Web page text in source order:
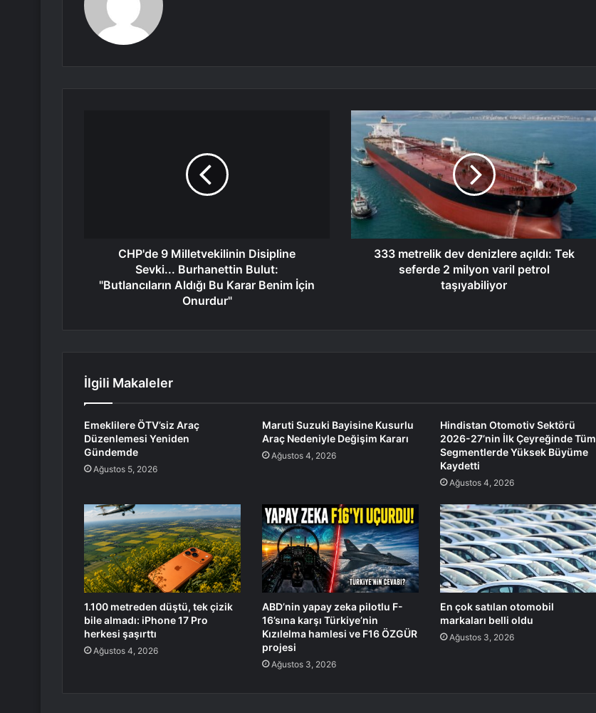
CHP'de 9 Milletvekilinin Disipline
Sevki... Burhanettin Bulut:
"Butlancıların Aldığı Bu Karar Benim İçin
Onurdur"
333 metrelik dev denizlere açıldı: Tek
seferde 2 milyon varil petrol
taşıyabiliyor
İlgili Makaleler
Emeklilere ÖTV’siz Araç
Düzenlemesi Yeniden
Gündemde
Ağustos 5, 2026
Maruti Suzuki Bayisine Kusurlu
Araç Nedeniyle Değişim Kararı
Ağustos 4, 2026
Hindistan Otomotiv Sektörü
2026-27’nin İlk Çeyreğinde Tüm
Segmentlerde Yüksek Büyüme
Kaydetti
Ağustos 4, 2026
1.100 metreden düştü, tek çizik
bile almadı: iPhone 17 Pro
herkesi şaşırttı
Ağustos 4, 2026
ABD’nin yapay zeka pilotlu F-
16’sına karşı Türkiye’nin
Kızılelma hamlesi ve F16 ÖZGÜR
projesi
Ağustos 3, 2026
En çok satılan otomobil
markaları belli oldu
Ağustos 3, 2026